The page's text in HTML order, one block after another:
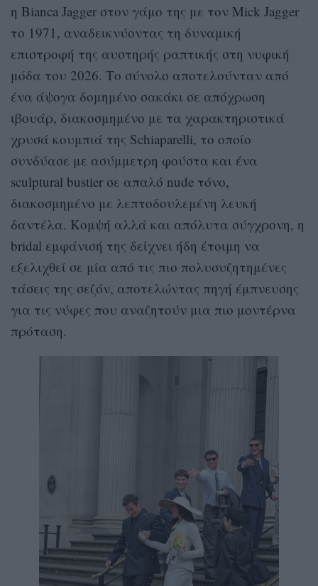
η Bianca Jagger στον γάμο της με τον Mick Jagger
το 1971, αναδεικνύοντας τη δυναμική
επιστροφή της αυστηρής ραπτικής στη νυφική
μόδα του 2026. Το σύνολο αποτελούνταν από
ένα άψογα δομημένο σακάκι σε απόχρωση
ιβουάρ, διακοσμημένο με τα χαρακτηριστικά
χρυσά κουμπιά της Schiaparelli, το οποίο
συνδύασε με ασύμμετρη φούστα και ένα
sculptural bustier σε απαλό nude τόνο,
διακοσμημένο με λεπτοδουλεμένη λευκή
δαντέλα. Κομψή αλλά και απόλυτα σύγχρονη, η
bridal εμφάνισή της δείχνει ήδη έτοιμη να
εξελιχθεί σε μία από τις πιο πολυσυζητημένες
τάσεις της σεζόν, αποτελώντας πηγή έμπνευσης
για τις νύφες που αναζητούν μια πιο μοντέρνα
πρόταση.